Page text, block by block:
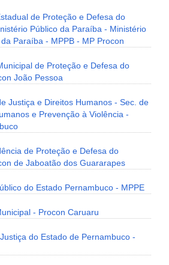
de Proteção e Defesa do
Público da Paraíba - Ministério
Paraíba - MPPB - MP Procon
de Proteção e Defesa do
João Pessoa
Justiça e Direitos Humanos - Sec. de
e Prevenção à Violência -
de Proteção e Defesa do
de Jaboatão dos Guararapes
do Estado Pernambuco - MPPE
- Procon Caruaru
do Estado de Pernambuco -